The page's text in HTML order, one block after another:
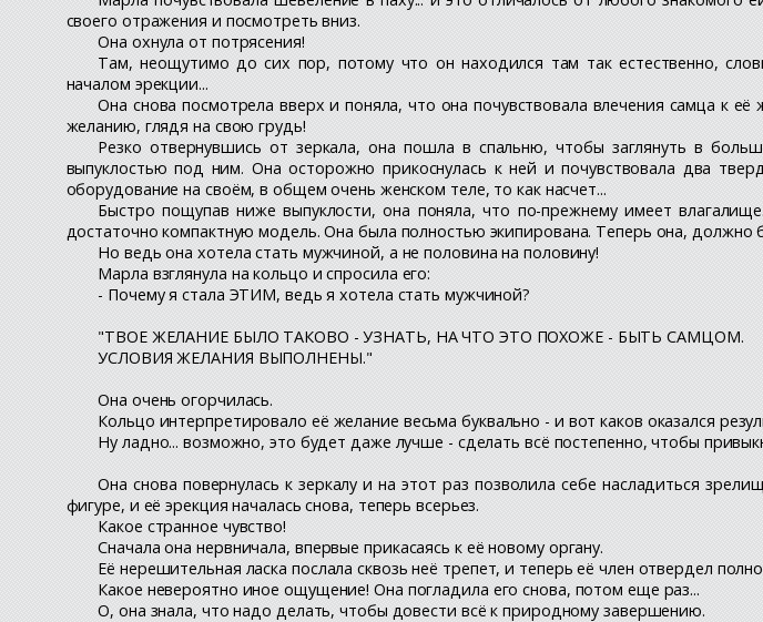
своего отражения и посмотреть вниз.
Она охнула от потрясения!
Там, неощутимо до сих пор, потому что он находился там так естественно,
началом эрекции...
Она снова посмотрела вверх и поняла, что она почувствовала влечения самца к
желанию, глядя на свою грудь!
Резко отвернувшись от зеркала, она пошла в спальню, чтобы заглянуть в
выпуклостью под ним. Она осторожно прикоснулась к ней и почувствовала два
оборудование на своём, в общем очень женском теле, то как насчет...
Быстро пощупав ниже выпуклости, она поняла, что по-прежнему имеет
достаточно компактную модель. Она была полностью экипирована. Теперь она,
Но ведь она хотела стать мужчиной, а не половина на половину!
Марла взглянула на кольцо и спросила его:
- Почему я стала ЭТИМ, ведь я хотела стать мужчиной?
"ТВОЕ ЖЕЛАНИЕ БЫЛО ТАКОВО - УЗНАТЬ, НА ЧТО ЭТО ПОХОЖЕ - БЫТЬ САМЦОМ.
УСЛОВИЯ ЖЕЛАНИЯ ВЫПОЛНЕНЫ."
Она очень огорчилась.
Кольцо интерпретировало её желание весьма буквально - и вот каков оказался
Ну ладно... возможно, это будет даже лучше - сделать всё постепенно, чтобы
Она снова повернулась к зеркалу и на этот раз позволила себе насладиться
фигуре, и её эрекция началась снова, теперь всерьез.
Какое странное чувство!
Сначала она нервничала, впервые прикасаясь к её новому органу.
Её нерешительная ласка послала сквозь неё трепет, и теперь её член отвердел
Какое невероятно иное ощущение! Она погладила его снова, потом еще раз...
O, она знала, что надо делать, чтобы довести всё к природному завершению.